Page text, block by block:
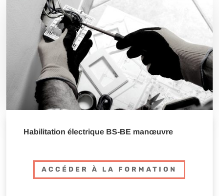
Habilitation électrique BS-BE manœuvre
ACCÉDER À LA FORMATION